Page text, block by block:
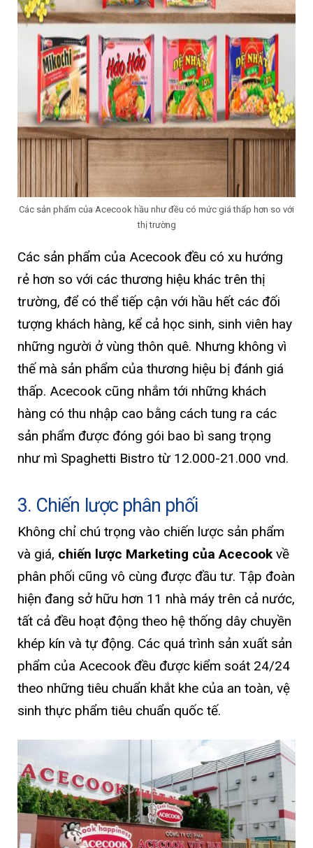
Các sản phẩm của Acecook hầu như đều có mức giá thấp hơn so với
thị trường
Các sản phẩm của Acecook đều có xu hướng
rẻ hơn so với các thương hiệu khác trên thị
trường, để có thể tiếp cận với hầu hết các đối
tượng khách hàng, kể cả học sinh, sinh viên hay
những người ở vùng thôn quê. Nhưng không vì
thế mà sản phẩm của thương hiệu bị đánh giá
thấp. Acecook cũng nhắm tới những khách
hàng có thu nhập cao bằng cách tung ra các
sản phẩm được đóng gói bao bì sang trọng
như mì Spaghetti Bistro từ 12.000-21.000 vnd.
3. Chiến lược phân phối
Không chỉ chú trọng vào chiến lược sản phẩm
và giá, chiến lược Marketing của Acecookvề
phân phối cũng vô cùng được đầu tư. Tập đoàn
hiện đang sở hữu hơn 11 nhà máy trên cả nước,
tất cả đều hoạt động theo hệ thống dây chuyền
khép kín và tự động. Các quá trình sản xuất sản
phẩm của Acecook đều được kiểm soát 24/24
theo những tiêu chuẩn khắt khe của an toàn, vệ
sinh thực phẩm tiêu chuẩn quốc tế.